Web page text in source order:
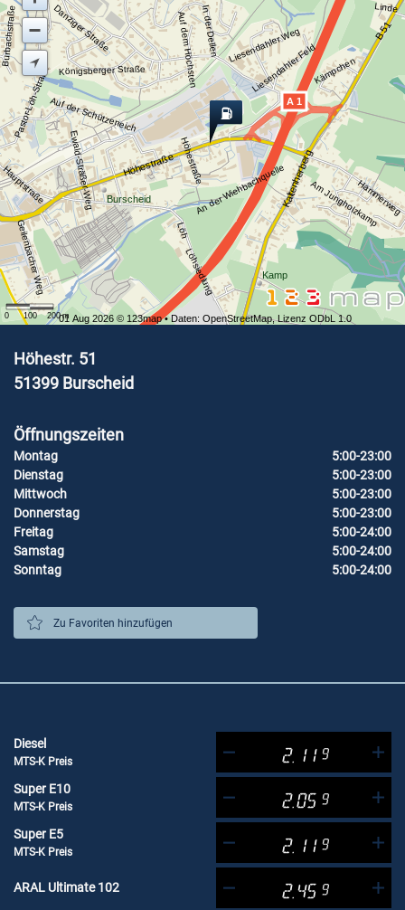
Burscheid
Kamp
A 1
Höhestraße Kaltenherberg
B 51
Kämpchen
Am Jungholzkamp
Höhestraße
Löh
Auf dem Höchsten
Löhsiedlung
Liesendahler Feld
Königsberger Straße
Liesendahler Weg
Hammerweg
In der Dellen
Burbachstraße Danziger Straße
Pastor-Löh-Straße
Geilenbacher Weg
Ewald-Sträßer-Weg
Hauptstraße
Auf der Schützeneich
Linde
An der Wiehbachquelle
0 100 200 m
01 Aug 2026 © 123map• Daten: OpenStreetMap,Lizenz ODbL 1.0
Höhestr. 51
51399 Burscheid
Öffnungszeiten
Montag
5:00-23:00
Dienstag
5:00-23:00
Mittwoch
5:00-23:00
Donnerstag
5:00-23:00
Freitag
5:00-24:00
Samstag
5:00-24:00
Sonntag
5:00-24:00
Zu Favoriten hinzufügen
Diesel
MTS-K Preis 2.11 9
Super E10
MTS-K Preis 2.05 9
Super E5
MTS-K Preis 2.11 9
ARAL Ultimate 102 2.45 9